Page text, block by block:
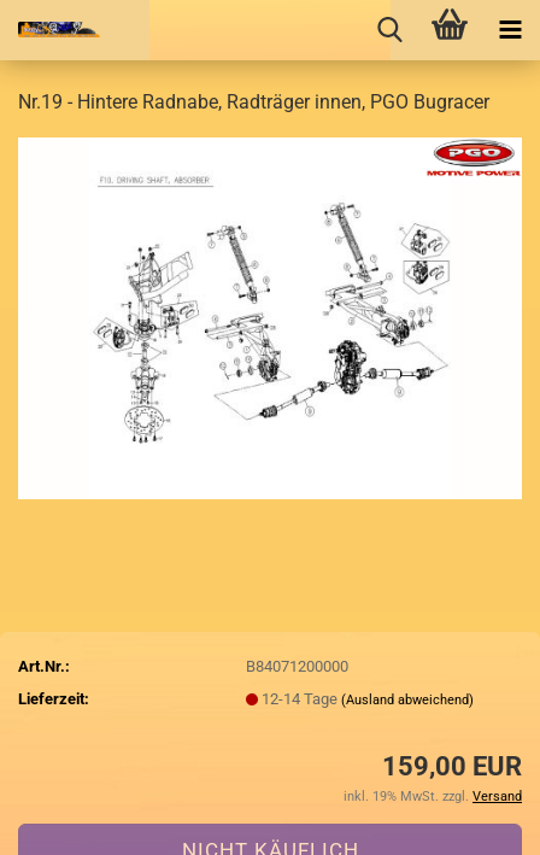
Nr.19 - Hintere Radnabe, Radträger innen, PGO Bugracer
Art.Nr.:
B84071200000
Lieferzeit:
12-14 Tage(Ausland abweichend)
159,00 EUR
inkl. 19% MwSt. zzgl. Versand